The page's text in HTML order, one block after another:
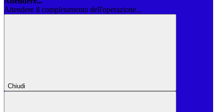
Attendere il completamento dell'operazione...
Chiudi